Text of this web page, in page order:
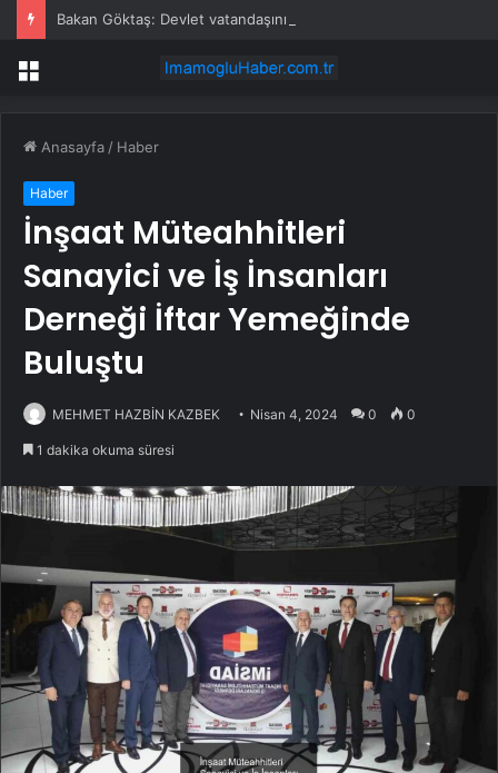
Bakan Göktaş: Devlet vatandaşının yanında olmak için var
Menü
Anasayfa / Haber
Haber
İnşaat Müteahhitleri
Sanayici ve İş İnsanları
Derneği İftar Yemeğinde
Buluştu
MEHMET HAZBİN KAZBEK Nisan 4, 2024 0 0
1 dakika okuma süresi